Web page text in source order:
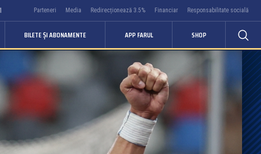
Parteneri Media Redirecționează 3.5% Financiar Responsabilitate socială
BILETE ȘI ABONAMENTE APP FARUL SHOP